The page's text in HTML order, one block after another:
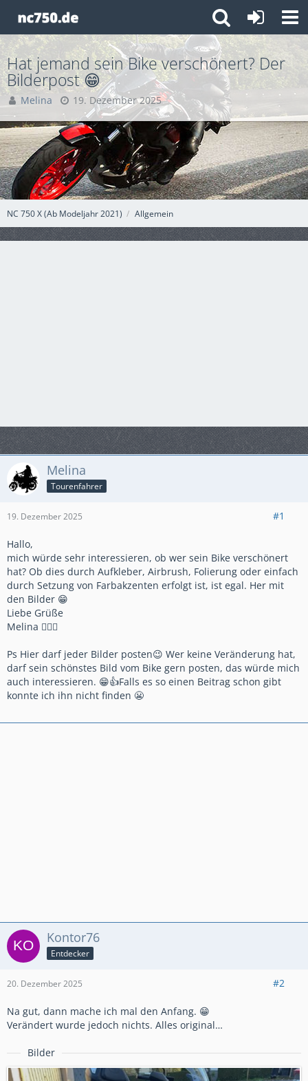
NC 750 X (Ab Modeljahr 2021) Allgemein
Hat jemand sein Bike verschönert? Der
Bilderpost 😁
Melina 19. Dezember 2025
Melina
Tourenfahrer
19. Dezember 2025 #1
Hallo,
mich würde sehr interessieren, ob wer sein Bike verschönert
hat? Ob dies durch Aufkleber, Airbrush, Folierung oder einfach
durch Setzung von Farbakzenten erfolgt ist, ist egal. Her mit
den Bilder 😁
Liebe Grüße
Melina 🙎🏻‍♀️
Ps Hier darf jeder Bilder posten😉 Wer keine Veränderung hat,
darf sein schönstes Bild vom Bike gern posten, das würde mich
auch interessieren. 😁👍Falls es so einen Beitrag schon gibt
konnte ich ihn nicht finden 😬
Kontor76
Entdecker
20. Dezember 2025 #2
Na gut, dann mache ich mal den Anfang. 😁
Verändert wurde jedoch nichts. Alles original…
Bilder